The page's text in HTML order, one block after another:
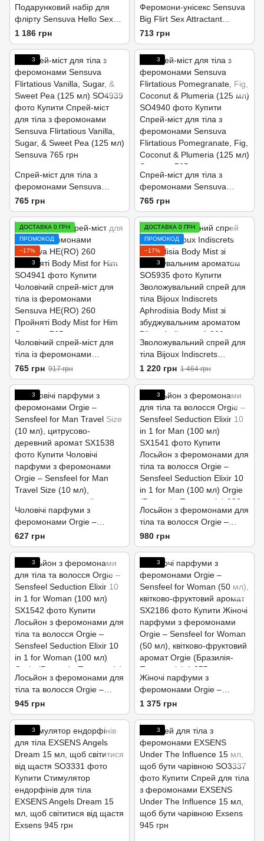
Подарунковий набір для
флірту Sensuva Hello Sexy
(стимулювальний бальзам
для губ та феромони)
1 186 грн
Феромони-унісекс Sensuva
Big Flirt Sex Attractant
0.34oz Roll-On Tube (10 мл)
713 грн
3
Спрей-міст для тіла з
феромонами Sensuva
Flirtatious Vanilla, Sugar, &
Sweet Pea (125 мл)
765 грн
3
Спрей-міст для тіла з
феромонами Sensuva
Flirtatious Pomegranate, Fig,
Coconut & Plumeria (125 мл)
765 грн
ДОСТАВКА 0 ГРН
ПРОМОКОД
−17%
3
Чоловічий спрей-міст для
тіла із феромонами
Sensuva HE(RO) 260
Пройняті Body Mist for Him
765 грн 917 грн
ДОСТАВКА 0 ГРН
ПРОМОКОД
−17%
3
Зволожувальний спрей для
тіла Bijoux Indiscrets
Aphrodisia Body Mist зі
збуджувальним ароматом
1 220 грн 1 464 грн
3
Чоловічі парфуми з
феромонами Orgie –
Sensfeel for Man Travel Size
(10 мл), цитрусово-
деревний аромат
627 грн
3
Лосьйон з феромонами для
тіла та волосся Orgie –
Sensfeel Seduction Elixir 10
in 1 for Man (100 мл)
980 грн
3
Лосьйон з феромонами для
тіла та волосся Orgie –
Sensfeel Seduction Elixir 10
in 1 for Woman (100 мл)
945 грн
3
Жіночі парфуми з
феромонами Orgie –
Sensfeel for Woman (50 мл),
квітково-фруктовий аромат
1 375 грн
3 3